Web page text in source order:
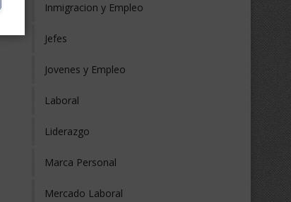
Inmigracion y Empleo
Jefes
Jovenes y Empleo
Laboral
Liderazgo
Marca Personal
Mercado Laboral